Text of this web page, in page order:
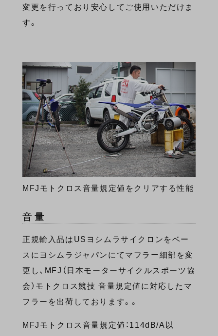
変更を行っており安心してご使用いただけま
す。
MFJモトクロス音量規定値をクリアする性能
音量
正規輸入品はUSヨシムラサイクロンをベー
スにヨシムラジャパンにてマフラー細部を変
更し、MFJ（日本モーターサイクルスポーツ協
会）モトクロス競技 音量規定値に対応したマ
フラーを出荷しております。。
MFJモトクロス音量規定値：114dB/A以